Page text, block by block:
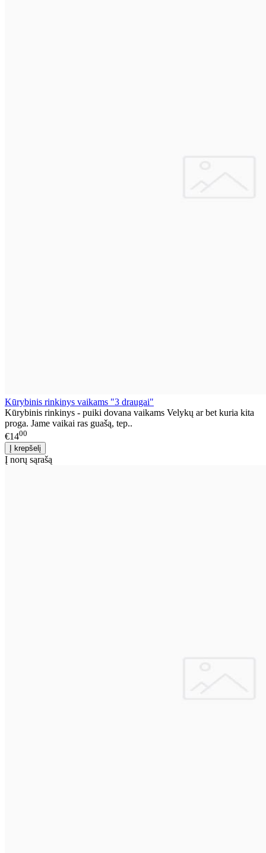
Kūrybinis rinkinys vaikams "3 draugai"
Kūrybinis rinkinys - puiki dovana vaikams Velykų ar bet kuria kita
proga. Jame vaikai ras guašą, tep..
€1400
Į norų sąrašą